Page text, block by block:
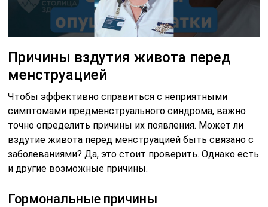
Причины вздутия живота перед
менструацией
Чтобы эффективно справиться с неприятными
симптомами предменструального синдрома, важно
точно определить причины их появления. Может ли
вздутие живота перед менструацией быть связано с
заболеваниями? Да, это стоит проверить. Однако есть
и другие возможные причины.
Гормональные причины